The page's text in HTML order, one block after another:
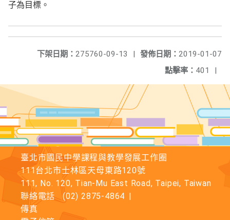
子為目標。
發佈日期： 2019-01-07
下架日期： 275760-09-13
|
點擊率： 401 |
臺北市國民中學課程與教學發展工作圈
111台北市士林區天母東路120號
111, No. 120, Tian-Mu East Road, Taipei, Taiwan
聯絡電話
(02) 2875-4864 |
傳真